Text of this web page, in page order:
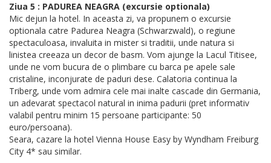
Ziua 5 : PADUREA NEAGRA (excursie optionala)
Mic dejun la hotel. In aceasta zi, va propunem o excursie
optionala catre Padurea Neagra (Schwarzwald), o regiune
spectaculoasa, invaluita in mister si traditii, unde natura si
linistea creeaza un decor de basm. Vom ajunge la Lacul Titisee,
unde ne vom bucura de o plimbare cu barca pe apele sale
cristaline, inconjurate de paduri dese. Calatoria continua la
Triberg, unde vom admira cele mai inalte cascade din Germania,
un adevarat spectacol natural in inima padurii (pret informativ
valabil pentru minim 15 persoane participante: 50
euro/persoana).
Seara, cazare la hotel Vienna House Easy by Wyndham Freiburg
City 4* sau similar.